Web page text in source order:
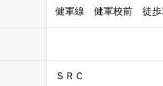
健軍線 健軍校前 徒歩
ＳＲＣ